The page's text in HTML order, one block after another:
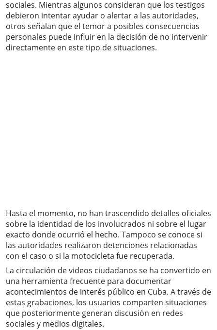
sociales. Mientras algunos consideran que los testigos
debieron intentar ayudar o alertar a las autoridades,
otros señalan que el temor a posibles consecuencias
personales puede influir en la decisión de no intervenir
directamente en este tipo de situaciones.
Hasta el momento, no han trascendido detalles oficiales
sobre la identidad de los involucrados ni sobre el lugar
exacto donde ocurrió el hecho. Tampoco se conoce si
las autoridades realizaron detenciones relacionadas
con el caso o si la motocicleta fue recuperada.
La circulación de videos ciudadanos se ha convertido en
una herramienta frecuente para documentar
acontecimientos de interés público en Cuba. A través de
estas grabaciones, los usuarios comparten situaciones
que posteriormente generan discusión en redes
sociales y medios digitales.